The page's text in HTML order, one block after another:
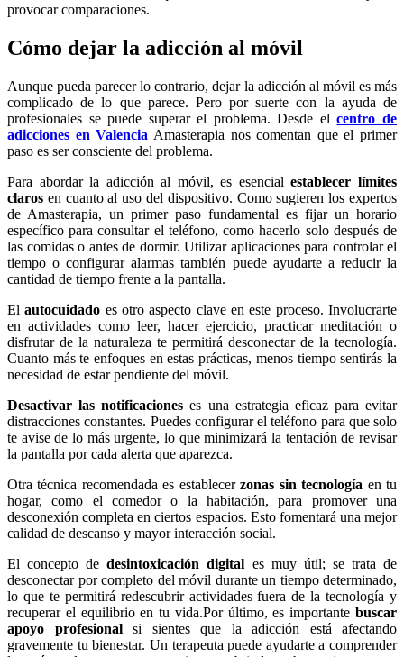
provocar comparaciones.
Cómo dejar la adicción al móvil
Aunque pueda parecer lo contrario, dejar la adicción al móvil es más
complicado de lo que parece. Pero por suerte con la ayuda de
profesionales se puede superar el problema. Desde elcentro de
adicciones en Valencia Amasterapia nos comentan que el primer
paso es ser consciente del problema.
Para abordar la adicción al móvil, es esencialestablecer límites
claros en cuanto al uso del dispositivo. Como sugieren los expertos
de Amasterapia, un primer paso fundamental es fijar un horario
específico para consultar el teléfono, como hacerlo solo después de
las comidas o antes de dormir. Utilizar aplicaciones para controlar el
tiempo o configurar alarmas también puede ayudarte a reducir la
cantidad de tiempo frente a la pantalla.
Elautocuidado es otro aspecto clave en este proceso. Involucrarte
en actividades como leer, hacer ejercicio, practicar meditación o
disfrutar de la naturaleza te permitirá desconectar de la tecnología.
Cuanto más te enfoques en estas prácticas, menos tiempo sentirás la
necesidad de estar pendiente del móvil.
Desactivar las notificaciones es una estrategia eficaz para evitar
distracciones constantes. Puedes configurar el teléfono para que solo
te avise de lo más urgente, lo que minimizará la tentación de revisar
la pantalla por cada alerta que aparezca.
Otra técnica recomendada es establecerzonas sin tecnología en tu
hogar, como el comedor o la habitación, para promover una
desconexión completa en ciertos espacios. Esto fomentará una mejor
calidad de descanso y mayor interacción social.
El concepto dedesintoxicación digital es muy útil; se trata de
desconectar por completo del móvil durante un tiempo determinado,
lo que te permitirá redescubrir actividades fuera de la tecnología y
recuperar el equilibrio en tu vida.Por último, es importante buscar
apoyo profesionalsi sientes que la adicción está afectando
gravemente tu bienestar. Un terapeuta puede ayudarte a comprender